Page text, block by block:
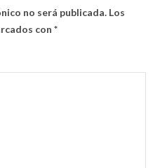
no será publicada. Los
con *